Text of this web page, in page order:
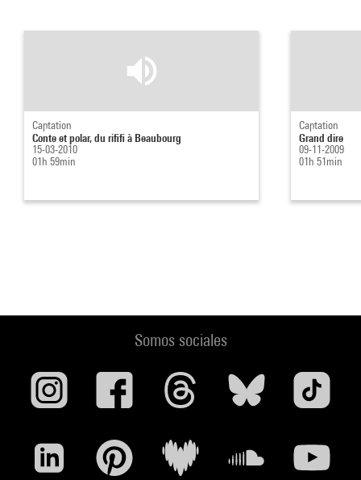
Captation
Conte et polar, du rififi à Beaubourg
15-03-2010
01h 59min
Captation
Grand dire
09-11-2009
01h 51min
Somos sociales